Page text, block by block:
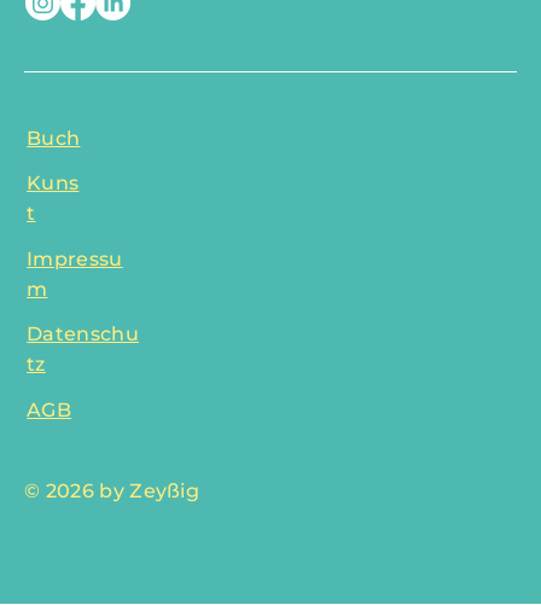
Buch
Kuns
t
Impressu
m
Datenschu
tz
AGB
© 2026 by Zeyßig